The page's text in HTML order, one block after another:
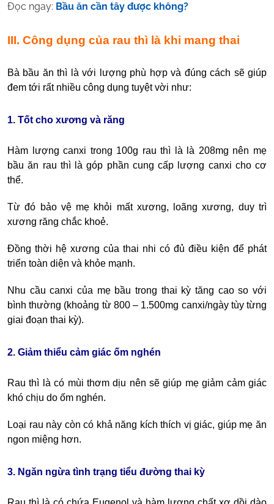
Đọc ngay: Bầu ăn cần tây được không?
III. Công dụng của rau thì là khi mang thai
Bà bầu ăn thì là với lượng phù hợp và đúng cách sẽ giúp
đem tới rất nhiều công dụng tuyệt vời như:
1. Tốt cho xương và răng
Hàm lượng canxi trong 100g rau thì là là 208mg nên mẹ
bầu ăn rau thì là góp phần cung cấp lượng canxi cho cơ
thể.
Từ đó bảo vệ mẹ khỏi mất xương, loãng xương, duy trì
xương răng chắc khoẻ.
Đồng thời hệ xương của thai nhi có đủ điều kiện để phát
triển toàn diện và khỏe mạnh.
Nhu cầu canxi của mẹ bầu trong thai kỳ tăng cao so với
bình thường (khoảng từ 800 – 1.500mg canxi/ngày tùy từng
giai đoạn thai kỳ).
2. Giảm thiểu cảm giác ốm nghén
Rau thì là có mùi thơm dịu nên sẽ giúp mẹ giảm cảm giác
khó chịu do ốm nghén.
Loại rau này còn có khả năng kích thích vị giác, giúp mẹ ăn
ngon miệng hơn.
3. Ngăn ngừa tình trạng tiểu đường thai kỳ